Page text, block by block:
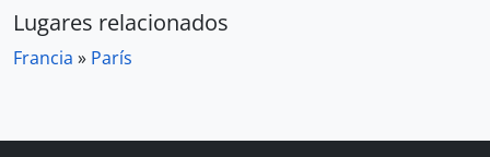
Lugares relacionados
Francia » París